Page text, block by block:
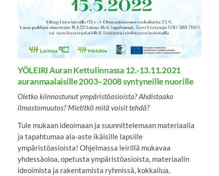
YÖLEIRI Auran Kettulinnassa 12.-13.11.2021
auranmaalaisille 2003–2008 syntyneille nuorille
Oletko kiinnostunut ympäristöasioista? Ahdistaako
ilmastomuutos? Mietitkö mitä voisit tehdä?
Tule mukaan ideoimaan ja suunnittelemaan materiaalia
ja tapahtumaa ala-aste ikäisille lapsille
ympäristöasioista! Ohjelmassa leirillä mukavaa
yhdessäoloa, opetusta ympäristöasioista, materiaalin
ideoimista ja rakentamista ryhmissä, kokkailua,